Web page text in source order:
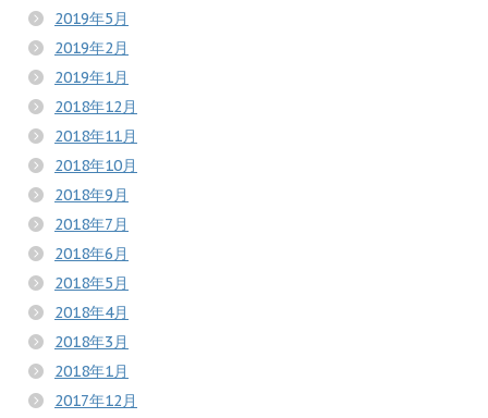
2019年5月
2019年2月
2019年1月
2018年12月
2018年11月
2018年10月
2018年9月
2018年7月
2018年6月
2018年5月
2018年4月
2018年3月
2018年1月
2017年12月